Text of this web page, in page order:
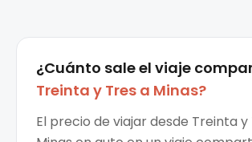
¿Cuánto sale el viaje
Treinta y Tres a Minas?
El precio de viajar desde Treinta